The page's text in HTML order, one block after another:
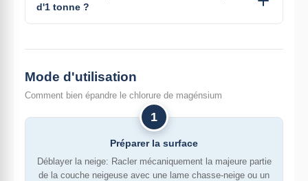
d'1 tonne ?
Mode d'utilisation
Comment bien épandre le chlorure de magénsium
1
Préparer la surface
Déblayer la neige: Racler mécaniquement la majeure partie
de la couche neigeuse avec une lame chasse-neige ou un